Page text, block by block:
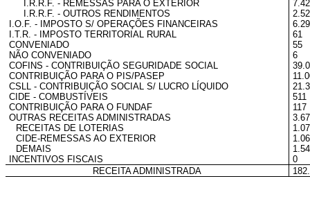
I.R.R.F. - REMESSAS PARA O EXTERIOR
I.R.R.F. - OUTROS RENDIMENTOS
I.O.F. - IMPOSTO S/ OPERAÇÕES FINANCEIRAS
I.T.R. - IMPOSTO TERRITORIAL RURAL
61
CONVENIADO
55
NÃO CONVENIADO
6
COFINS - CONTRIBUIÇÃO SEGURIDADE SOCIAL
CONTRIBUIÇÃO PARA O PIS/PASEP
CSLL - CONTRIBUIÇÃO SOCIAL S/ LUCRO LÍQUIDO
CIDE - COMBUSTÍVEIS
511
CONTRIBUIÇÃO PARA O FUNDAF
117
OUTRAS RECEITAS ADMINISTRADAS
RECEITAS DE LOTERIAS
CIDE-REMESSAS AO EXTERIOR
DEMAIS
INCENTIVOS FISCAIS
0
RECEITA ADMINISTRADA